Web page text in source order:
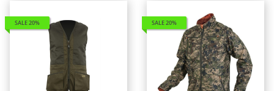
SALE 20% SALE 20%